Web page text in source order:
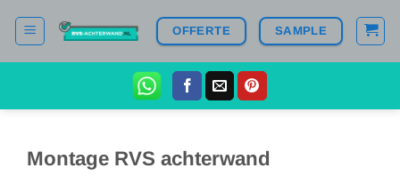
naar
OFFERTE SAMPLE
Montage RVS achterwand